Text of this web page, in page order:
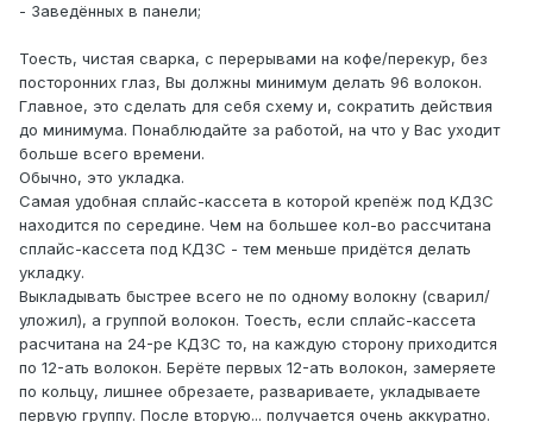
- Заведённых в панели;
Тоесть, чистая сварка, с перерывами на кофе/перекур, без
посторонних глаз, Вы должны минимум делать 96 волокон.
Главное, это сделать для себя схему и, сократить действия
до минимума. Понаблюдайте за работой, на что у Вас уходит
больше всего времени.
Обычно, это укладка.
Самая удобная сплайс-кассета в которой крепёж под КДЗС
находится по середине. Чем на большее кол-во рассчитана
сплайс-кассета под КДЗС - тем меньше придётся делать
укладку.
Выкладывать быстрее всего не по одному волокну (сварил/
уложил), а группой волокон. Тоесть, если сплайс-кассета
расчитана на 24-ре КДЗС то, на каждую сторону приходится
по 12-ать волокон. Берёте первых 12-ать волокон, замеряете
по кольцу, лишнее обрезаете, развариваете, укладываете
первую группу. После вторую... получается очень аккуратно.